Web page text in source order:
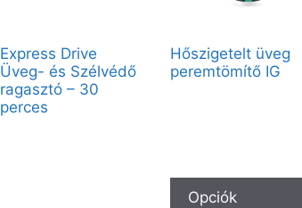
Express Drive
Üveg- és Szélvédő
ragasztó – 30
perces
Hőszigetelt üveg
peremtömítő IG
Opciók